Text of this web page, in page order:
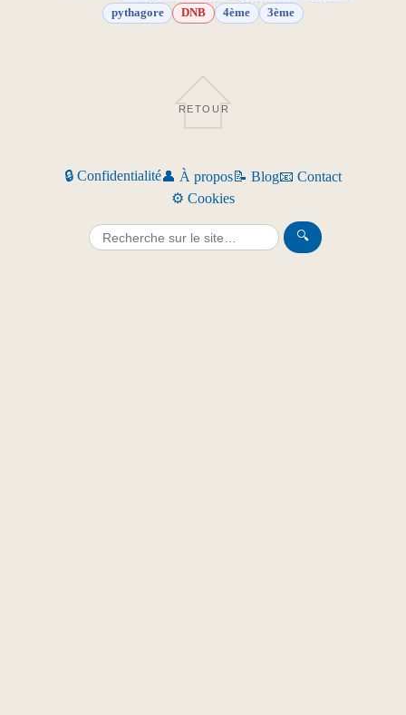
pythagore
DNB 4ème 3ème
RETOUR
🔒 Confidentialité👤 À propos📝 Blog📧 Contact
⚙️ Cookies
🔍